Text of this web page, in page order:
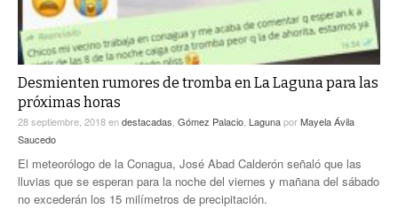
Desmienten rumores de tromba en La Laguna para las
próximas horas
28 septiembre, 2018endestacadas Gómez Palacio LagunaporMayela Ávila
Saucedo
El meteorólogo de la Conagua, José Abad Calderón señaló que las
lluvias que se esperan para la noche del viernes y mañana del sábado
no excederán los 15 milímetros de precipitación.